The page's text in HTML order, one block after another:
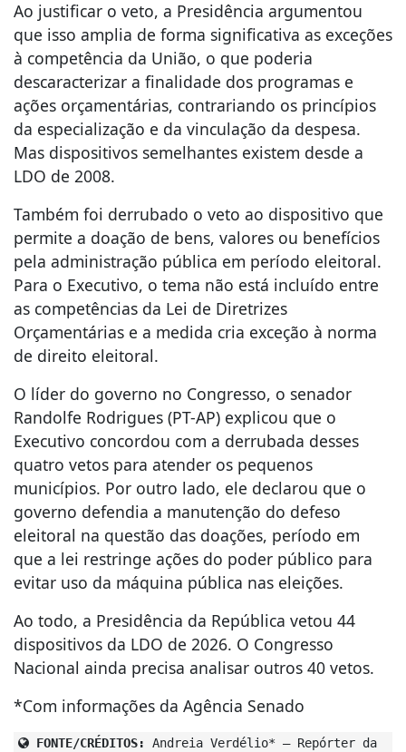
Ao justificar o veto, a Presidência argumentou
que isso amplia de forma significativa as exceções
à competência da União, o que poderia
descaracterizar a finalidade dos programas e
ações orçamentárias, contrariando os princípios
da especialização e da vinculação da despesa.
Mas dispositivos semelhantes existem desde a
LDO de 2008.
Também foi derrubado o veto ao dispositivo que
permite a doação de bens, valores ou benefícios
pela administração pública em período eleitoral.
Para o Executivo, o tema não está incluído entre
as competências da Lei de Diretrizes
Orçamentárias e a medida cria exceção à norma
de direito eleitoral.
O líder do governo no Congresso, o senador
Randolfe Rodrigues (PT-AP) explicou que o
Executivo concordou com a derrubada desses
quatro vetos para atender os pequenos
municípios. Por outro lado, ele declarou que o
governo defendia a manutenção do defeso
eleitoral na questão das doações, período em
que a lei restringe ações do poder público para
evitar uso da máquina pública nas eleições.
Ao todo, a Presidência da República vetou 44
dispositivos da LDO de 2026. O Congresso
Nacional ainda precisa analisar outros 40 vetos.
*Com informações da Agência Senado
FONTE/CRÉDITOS:
Andreia Verdélio* – Repórter da